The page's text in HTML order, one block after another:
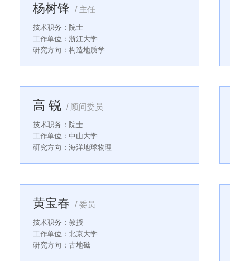
杨树锋 / 主任
技术职务：院士
工作单位：浙江大学
研究方向：构造地质学
高 锐 / 顾问委员
技术职务：院士
工作单位：中山大学
研究方向：海洋地球物理
黄宝春 / 委员
技术职务：教授
工作单位：北京大学
研究方向：古地磁